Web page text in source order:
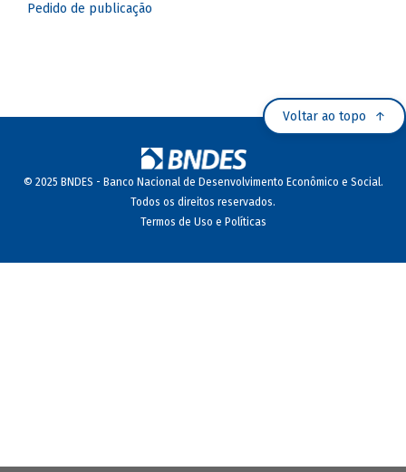
Pedido de publicação
Voltar ao topo
© 2025 BNDES - Banco Nacional de Desenvolvimento Econômico e Social.
Todos os direitos reservados.
Termos de Uso e Políticas